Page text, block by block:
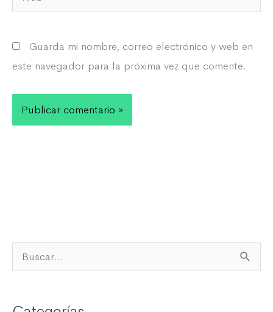
Guarda mi nombre, correo electrónico y web en
este navegador para la próxima vez que comente.